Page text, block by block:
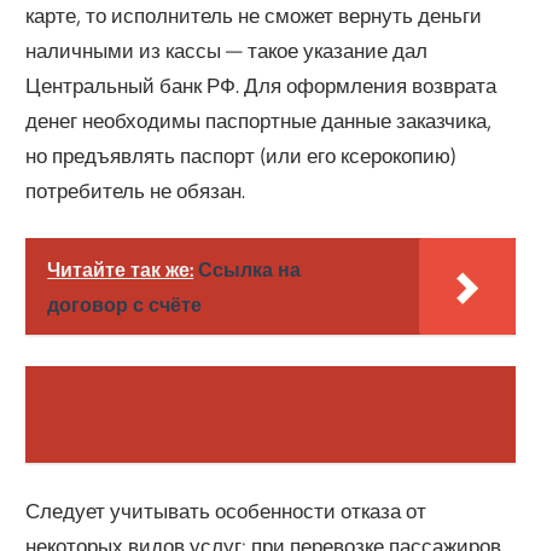
карте, то исполнитель не сможет вернуть деньги
наличными из кассы — такое указание дал
Центральный банк РФ. Для оформления возврата
денег необходимы паспортные данные заказчика,
но предъявлять паспорт (или его ксерокопию)
потребитель не обязан.
Читайте так же: Ссылка на
договор с счёте
Следует учитывать особенности отказа от